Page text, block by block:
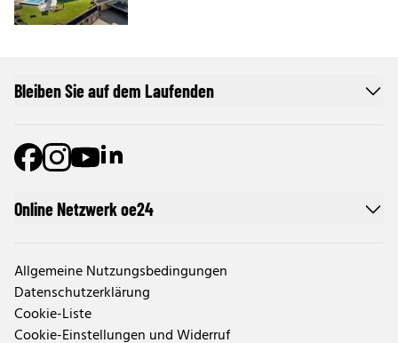
Online Netzwerk oe24
Allgemeine Nutzungsbedingungen
Datenschutzerklärung
Cookie-Liste
Cookie-Einstellungen und Widerruf
Bleiben Sie auf dem Laufenden